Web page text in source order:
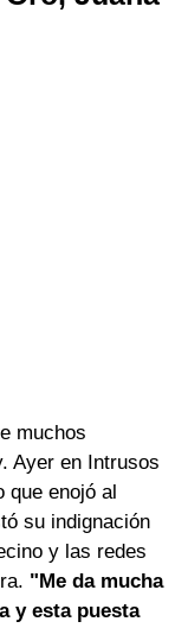
muchos
Ayer en Intrusos
que enojó al
su indignación
y las redes
"Me da mucha
y esta puesta